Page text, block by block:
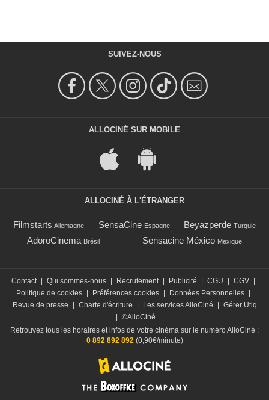
SUIVEZ-NOUS
ALLOCINÉ SUR MOBILE
ALLOCINÉ À L'ÉTRANGER
Filmstarts Allemagne SensaCine Espagne Beyazperde Turquie
AdoroCinema Brésil Sensacine México Mexique
Contact Qui sommes-nous Recrutement Publicité CGU CGV
Politique de cookies
Préférences cookies Données Personnelles
Revue de presse
Charte d'écriture Les services AlloCiné
Gérer Utiq
©AlloCiné
Retrouvez tous les horaires et infos de votre cinéma sur le numéro AlloCiné :
0 892 892 892(0,90€/minute)